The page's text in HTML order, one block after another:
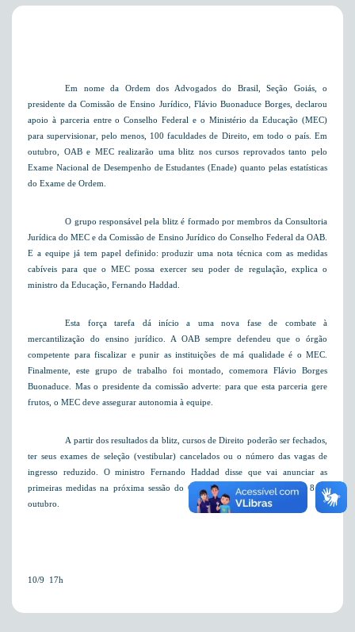
Em nome da Ordem dos Advogados do Brasil, Seção Goiás, o
presidente da Comissão de Ensino Jurídico, Flávio Buonaduce Borges, declarou
apoio à parceria entre o Conselho Federal e o Ministério da Educação (MEC)
para supervisionar, pelo menos, 100 faculdades de Direito, em todo o país. Em
outubro, OAB e MEC realizarão uma blitz nos cursos reprovados tanto pelo
Exame Nacional de Desempenho de Estudantes (Enade) quanto pelas estatísticas
do Exame de Ordem.
O grupo responsável pela blitz é formado por membros da Consultoria
Jurídica do MEC e da Comissão de Ensino Jurídico do Conselho Federal da OAB.
E a equipe já tem papel definido: produzir uma nota técnica com as medidas
cabíveis para que o MEC possa exercer seu poder de regulação, explica o
ministro da Educação, Fernando Haddad.
Esta força tarefa dá início a uma nova fase de combate à
mercantilização do ensino jurídico. A OAB sempre defendeu que o órgão
competente para fiscalizar e punir as instituições de má qualidade é o MEC.
Finalmente, este grupo de trabalho foi montado, comemora Flávio Borges
Buonaduce. Mas o presidente da comissão adverte: para que esta parceria gere
frutos, o MEC deve assegurar autonomia à equipe.
A partir dos resultados da blitz, cursos de Direito poderão ser fechados,
ter seus exames de seleção (vestibular) cancelados ou o número das vagas de
ingresso reduzido. O ministro Fernando Haddad disse que vai anunciar as
primeiras medidas na próxima sessão do Conselho Federal da OAB, dia 8 de
outubro.
10/9  17h